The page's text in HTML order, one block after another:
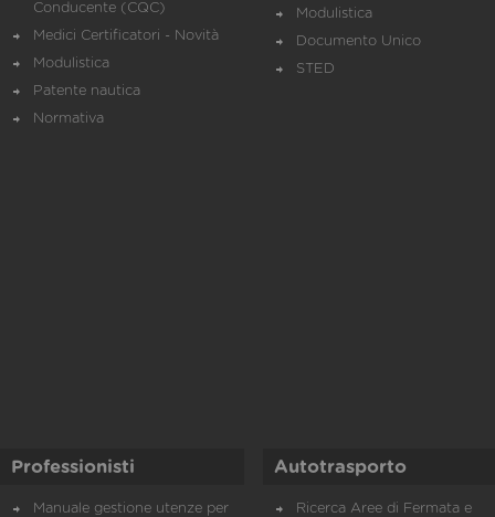
Conducente (CQC)
Medici Certificatori - Novità
Modulistica
Patente nautica
Normativa
Modulistica
Documento Unico
STED
Professionisti
Manuale gestione utenze per
Autotrasporto
Ricerca Aree di Fermata e